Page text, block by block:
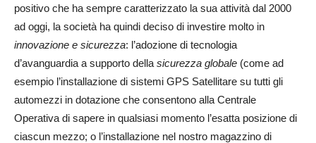
positivo che ha sempre caratterizzato la sua attività dal 2000
ad oggi, la società ha quindi deciso di investire molto in
innovazione e sicurezza: l’adozione di tecnologia
d’avanguardia a supporto della sicurezza globale (come ad
esempio l’installazione di sistemi GPS Satellitare su tutti gli
automezzi in dotazione che consentono alla Centrale
Operativa di sapere in qualsiasi momento l’esatta posizione di
ciascun mezzo; o l’installazione nel nostro magazzino di